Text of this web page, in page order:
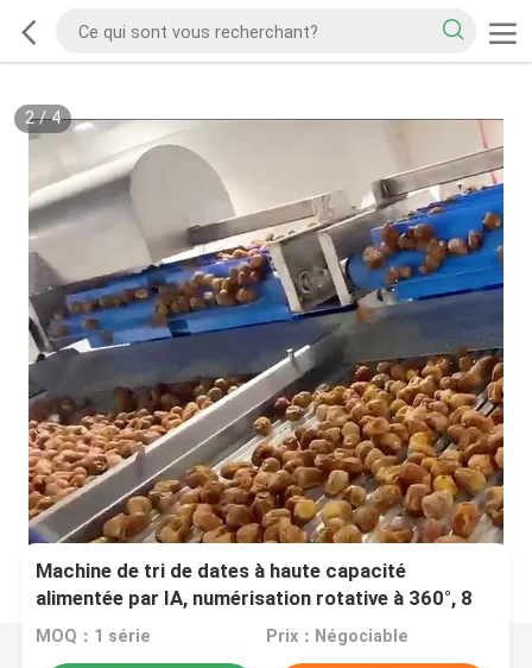
2/4
Machine de tri de dates à haute capacité
alimentée par IA, numérisation rotative à 360°, 8
voies + 8 sorties 2,4 à 2,6 T/h
MOQ：1 série Prix：Négociable